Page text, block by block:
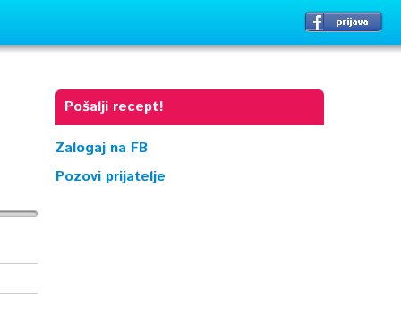
Pošalji recept!
Zalogaj na FB
Pozovi prijatelje